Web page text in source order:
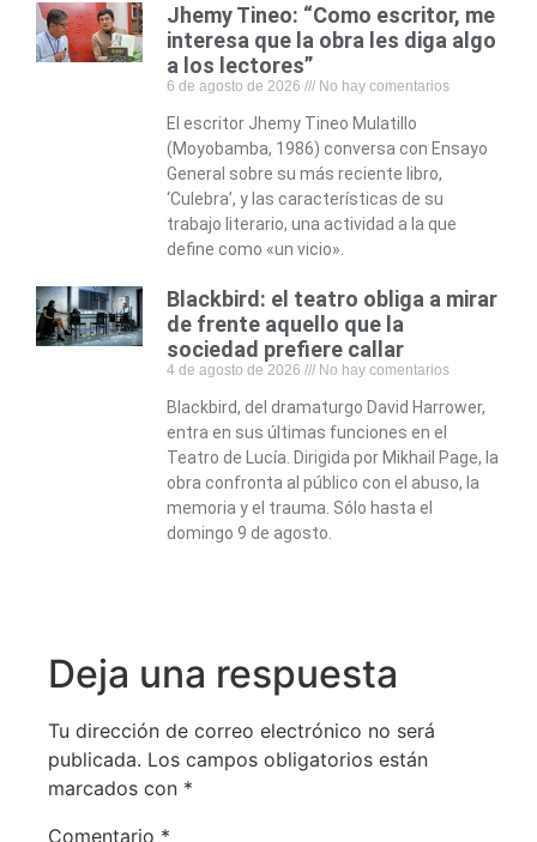
Jhemy Tineo: “Como escritor, me
interesa que la obra les diga algo
a los lectores”
6 de agosto de 2026 No hay comentarios
El escritor Jhemy Tineo Mulatillo
(Moyobamba, 1986) conversa con Ensayo
General sobre su más reciente libro,
‘Culebra’, y las características de su
trabajo literario, una actividad a la que
define como «un vicio».
Blackbird: el teatro obliga a mirar
de frente aquello que la
sociedad prefiere callar
4 de agosto de 2026 No hay comentarios
Blackbird, del dramaturgo David Harrower,
entra en sus últimas funciones en el
Teatro de Lucía. Dirigida por Mikhail Page, la
obra confronta al público con el abuso, la
memoria y el trauma. Sólo hasta el
domingo 9 de agosto.
Deja una respuesta
Tu dirección de correo electrónico no será
publicada. Los campos obligatorios están
marcados con *
Comentario *